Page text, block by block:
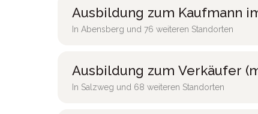
Ausbildung zum Kaufmann
In Abensberg und 76 weiteren Standorten
Ausbildung zum Verkäufer
In Salzweg und 68 weiteren Standorten